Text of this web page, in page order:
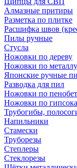
Алмазные притиры
Разметка по плитке
Расшифка швов
Пилы ручные
Стусла
Ножовки по дереву
Ножовки по металлу
Японские ручные
Разводка для пил
Ножовки по
Ножовки по
Трубогибы,
Напильники
Стамески
Труборезы
Степлеры
Стеклорезы